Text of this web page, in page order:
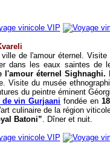
areli
de l'amour éternel. Visite
dans les eaux saintes
l'amour éternel Sighnaghi.
Visite du musée
du peintre éminent
vin Gurjaani fondée en
culinaire de la région
Batoni”. Dîner et nuit.